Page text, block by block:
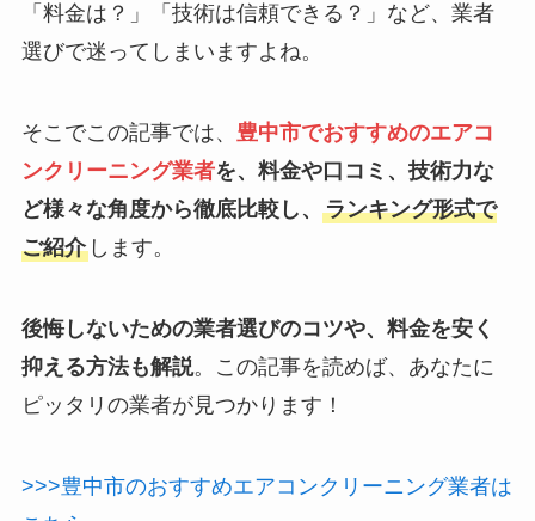
「料金は？」「技術は信頼できる？」など、業者
選びで迷ってしまいますよね。
そこでこの記事では、 豊中市でおすすめのエアコ
ンクリーニング業者を、料金や口コミ、技術力な
ど様々な角度から徹底比較し、 ランキング形式で
ご紹介します。
後悔しないための業者選びのコツや、料金を安く
抑える方法も解説。この記事を読めば、あなたに
ピッタリの業者が見つかります！
>>>豊中市のおすすめエアコンクリーニング業者は